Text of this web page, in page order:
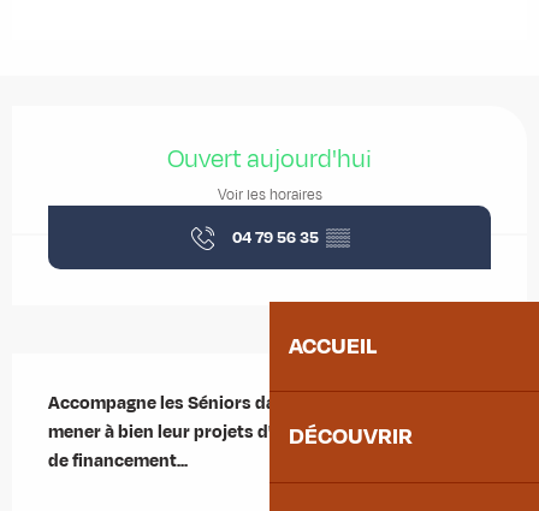
ACCUEIL
DÉCOUVRIR
Ouvert aujourd'hui
Voir les horaires
04 79 56 35 ▒▒
Accompagne les Séniors dans leurs démarches, pour
mener à bien leur projets d'aménagement, recherches
de financement...